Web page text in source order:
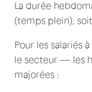
La durée
(temps plein), soit
Pour les salariés
le secteur — les
majorées :